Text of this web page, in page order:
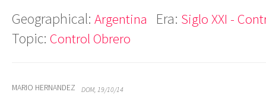
Geographical: Argentina Era: Siglo XXI -
Topic: Control Obrero
MARIO HERNANDEZ DOM, 19/10/14